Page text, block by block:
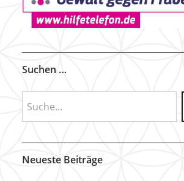
Suchen …
Neueste Beiträge